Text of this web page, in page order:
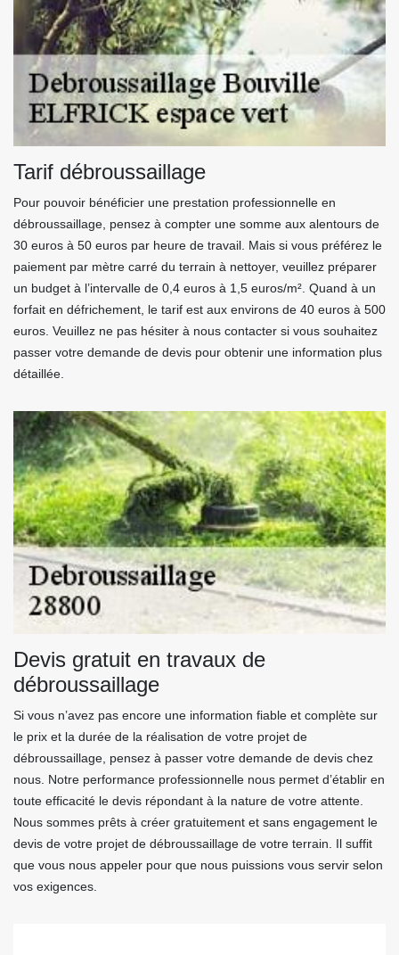
Tarif débroussaillage
Pour pouvoir bénéficier une prestation professionnelle en
débroussaillage, pensez à compter une somme aux alentours de
30 euros à 50 euros par heure de travail. Mais si vous préférez le
paiement par mètre carré du terrain à nettoyer, veuillez préparer
un budget à l’intervalle de 0,4 euros à 1,5 euros/m². Quand à un
forfait en défrichement, le tarif est aux environs de 40 euros à 500
euros. Veuillez ne pas hésiter à nous contacter si vous souhaitez
passer votre demande de devis pour obtenir une information plus
détaillée.
Devis gratuit en travaux de
débroussaillage
Si vous n’avez pas encore une information fiable et complète sur
le prix et la durée de la réalisation de votre projet de
débroussaillage, pensez à passer votre demande de devis chez
nous. Notre performance professionnelle nous permet d’établir en
toute efficacité le devis répondant à la nature de votre attente.
Nous sommes prêts à créer gratuitement et sans engagement le
devis de votre projet de débroussaillage de votre terrain. Il suffit
que vous nous appeler pour que nous puissions vous servir selon
vos exigences.